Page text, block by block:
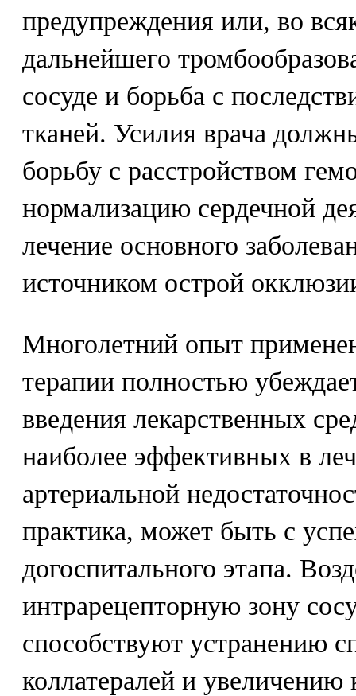
предупреждения или, во
дальнейшего
сосуде и борьба с
тканей. Усилия врача
борьбу с расстройством
нормализацию сердечной
лечение основного
источником острой
Многолетний опыт
терапии полностью
введения лекарственных
наиболее эффективных в
артериальной
практика, может быть с
догоспитального этапа.
интрарецепторную зону
способствуют устранению
коллатералей и увеличению